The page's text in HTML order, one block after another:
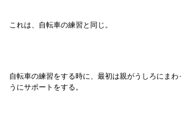
これは、自転車の練習と同じ。
自転車の練習をする時に、最初は親がうしろにま
うにサポートをする。